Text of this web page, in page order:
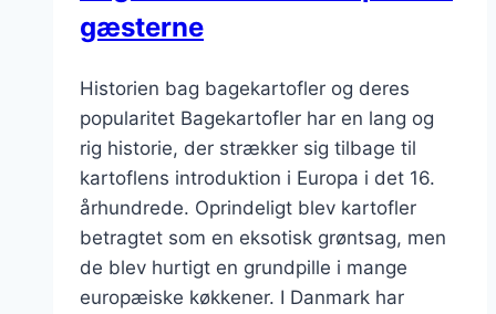
gæsterne
Historien bag bagekartofler og deres
popularitet Bagekartofler har en lang og
rig historie, der strækker sig tilbage til
kartoflens introduktion i Europa i det 16.
århundrede. Oprindeligt blev kartofler
betragtet som en eksotisk grøntsag, men
de blev hurtigt en grundpille i mange
europæiske køkkener. I Danmark har